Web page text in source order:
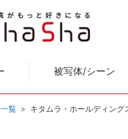
被写体/シーン
覧
キタムラ・ホールディン